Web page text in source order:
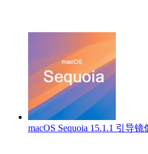
macOS Sequoia 15.1.1 引导镜